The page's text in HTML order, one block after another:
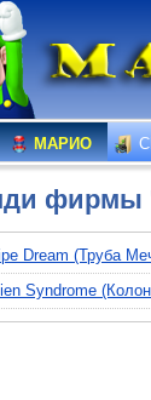
МАРИО
фирмы
Dream (Труба
Syndrome